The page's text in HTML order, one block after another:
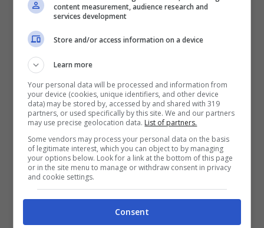
La nuova serie Netflix (Fonte: Instagram)
è ambientata traMilano e Rimini
content measurement, audience research and
services development
Store and/or access information on a device
Learn more
Your personal data will be processed and information from
your device (cookies, unique identifiers, and other device
data) may be stored by, accessed by and shared with 319
partners, or used specifically by this site. We and our partners
may use precise geolocation data. List of partners.
Some vendors may process your personal data on the basis
of legitimate interest, which you can object to by managing
your options below. Look for a link at the bottom of this page
or in the site menu to manage or withdraw consent in privacy
and cookie settings.
Consent